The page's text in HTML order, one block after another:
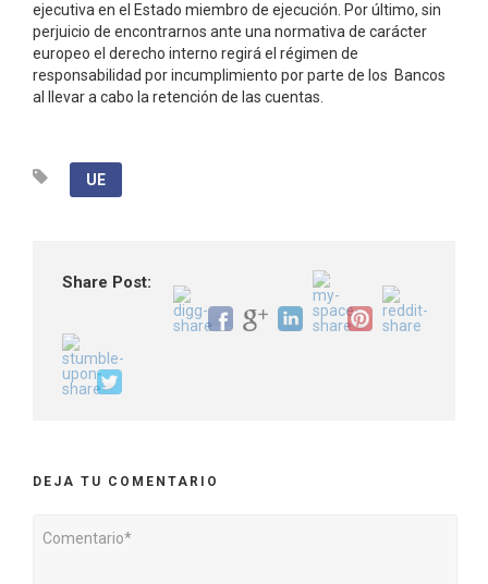
ejecutiva en el Estado miembro de ejecución. Por último, sin
perjuicio de encontrarnos ante una normativa de carácter
europeo el derecho interno regirá el régimen de
responsabilidad por incumplimiento por parte de los Bancos
al llevar a cabo la retención de las cuentas.
UE
Share Post:
DEJA TU COMENTARIO